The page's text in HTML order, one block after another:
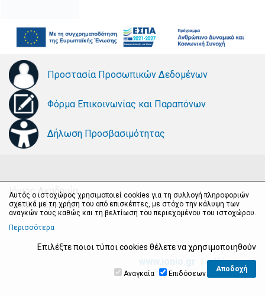
Προστασία Προσωπικών Δεδομένων
Φόρμα Επικοινωνίας και Παραπόνων
Δήλωση Προσβασιμότητας
Ιόνιος Ακαδημία
49100 Κέρκυρα
|ctl.ionio.gr
Αυτός ο ιστοχώρος χρησιμοποιεί cookies για τη συλλογή πληροφοριών
σχετικά με τη χρήση του από επισκέπτες, με στόχο την κάλυψη των
αναγκών τους καθώς και τη βελτίωση του περιεχομένου του ιστοχώρου.
Περισσότερα
Επιλέξτε ποιοι τύποι cookies θέλετε να χρησιμοποιηθούν
Αναγκαία Επιδόσεων